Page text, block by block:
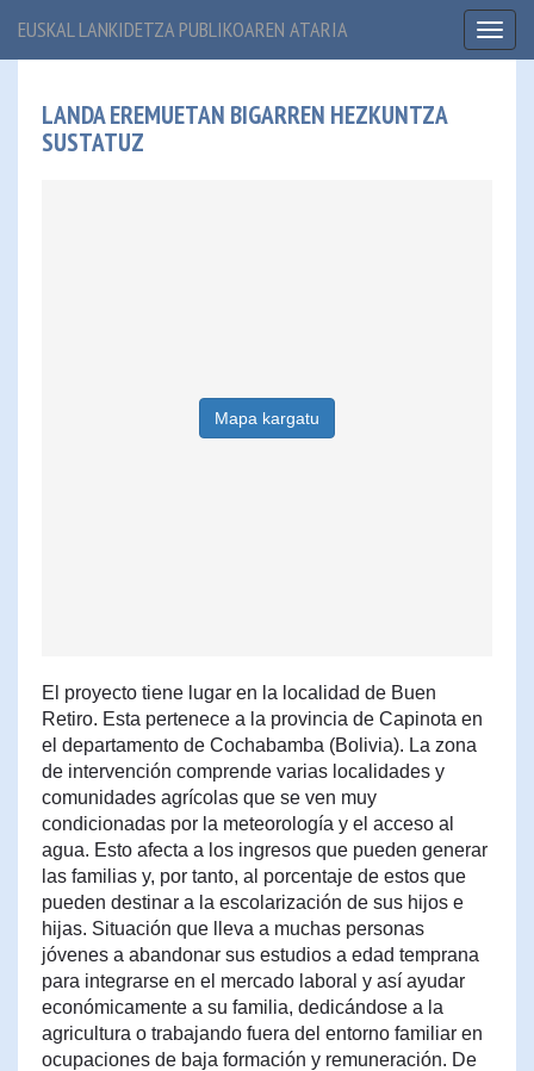
EUSKAL LANKIDETZA PUBLIKOAREN ATARIA
LANDA EREMUETAN BIGARREN HEZKUNTZA
SUSTATUZ
Mapa kargatu
El proyecto tiene lugar en la localidad de Buen
Retiro. Esta pertenece a la provincia de Capinota en
el departamento de Cochabamba (Bolivia). La zona
de intervención comprende varias localidades y
comunidades agrícolas que se ven muy
condicionadas por la meteorología y el acceso al
agua. Esto afecta a los ingresos que pueden generar
las familias y, por tanto, al porcentaje de estos que
pueden destinar a la escolarización de sus hijos e
hijas. Situación que lleva a muchas personas
jóvenes a abandonar sus estudios a edad temprana
para integrarse en el mercado laboral y así ayudar
económicamente a su familia, dedicándose a la
agricultura o trabajando fuera del entorno familiar en
ocupaciones de baja formación y remuneración. De